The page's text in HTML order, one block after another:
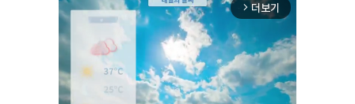
arrow_forward_ios 더보기